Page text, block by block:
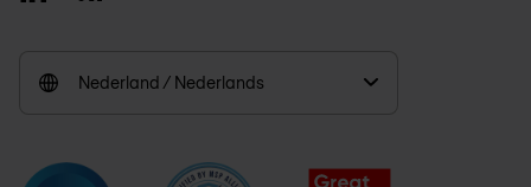
Nederland / Nederlands